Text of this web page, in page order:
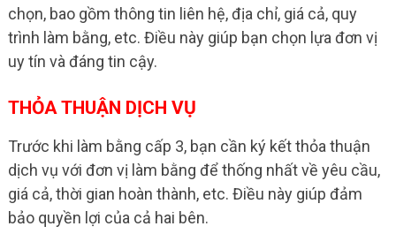
chọn, bao gồm thông tin liên hệ, địa chỉ, giá cả, quy
trình làm bằng, etc. Điều này giúp bạn chọn lựa đơn vị
uy tín và đáng tin cậy.
THỎA THUẬN DỊCH VỤ
Trước khi làm bằng cấp 3, bạn cần ký kết thỏa thuận
dịch vụ với đơn vị làm bằng để thống nhất về yêu cầu,
giá cả, thời gian hoàn thành, etc. Điều này giúp đảm
bảo quyền lợi của cả hai bên.